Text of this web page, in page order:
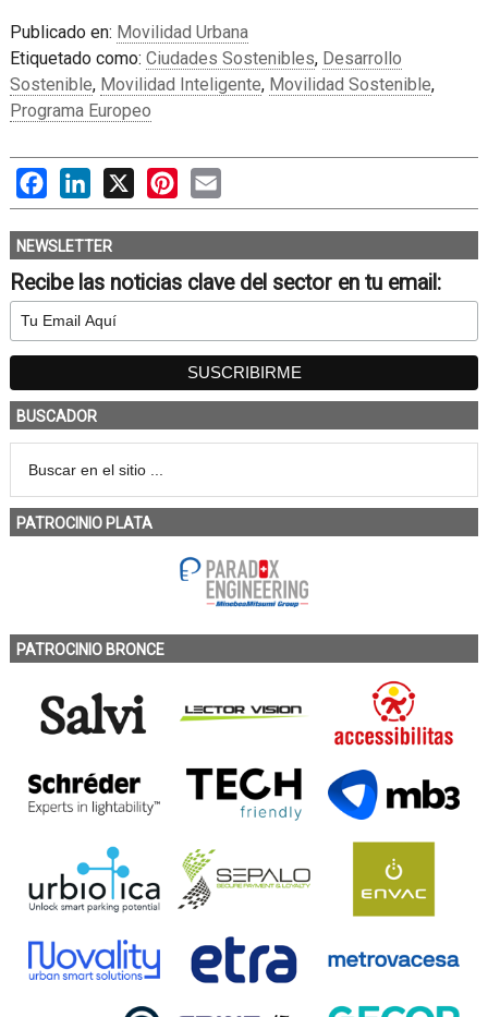
Publicado en: Movilidad Urbana
Etiquetado como: Ciudades Sostenibles, Desarrollo
Sostenible, Movilidad Inteligente, Movilidad Sostenible,
Programa Europeo
FacebookLinkedIn
X PinterestEmail
NEWSLETTER
Recibe las noticias clave del sector en tu email:
BUSCADOR
PATROCINIO PLATA
PATROCINIO BRONCE